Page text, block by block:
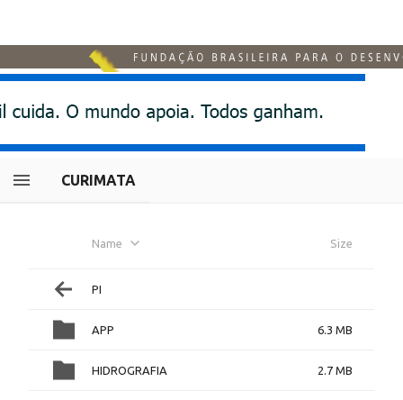
CURIMATA
Name Size
PI
APP 6.3 MB
HIDROGRAFIA 2.7 MB